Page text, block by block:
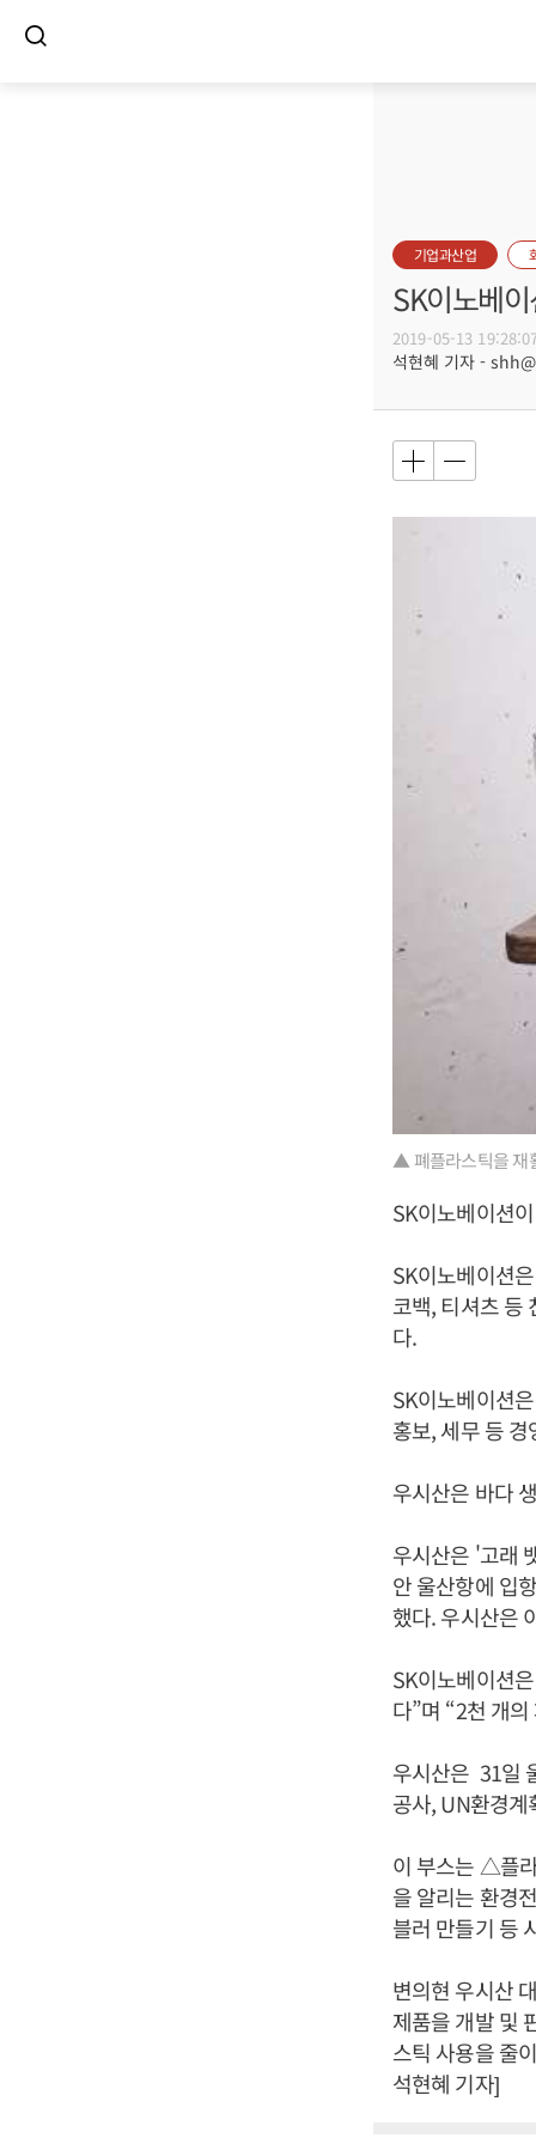
기업과산업
SK이노베
2019-05-13
석현혜 기자 -
▲ 폐플라스틱을 재
SK이노베이션
SK이노베이션
코백, 티셔츠 등
다.
SK이노베이션
홍보, 세무 등
우시산은 바다
우시산은 '고래
안 울산항에 입
했다. 우시산은
SK이노베이션
다”며 “2천 개
우시산은 31일
공사, UN환경
이 부스는 △플
을 알리는 환경
블러 만들기 등
변의현 우시산
제품을 개발 및
스틱 사용을 줄
석현혜 기자]